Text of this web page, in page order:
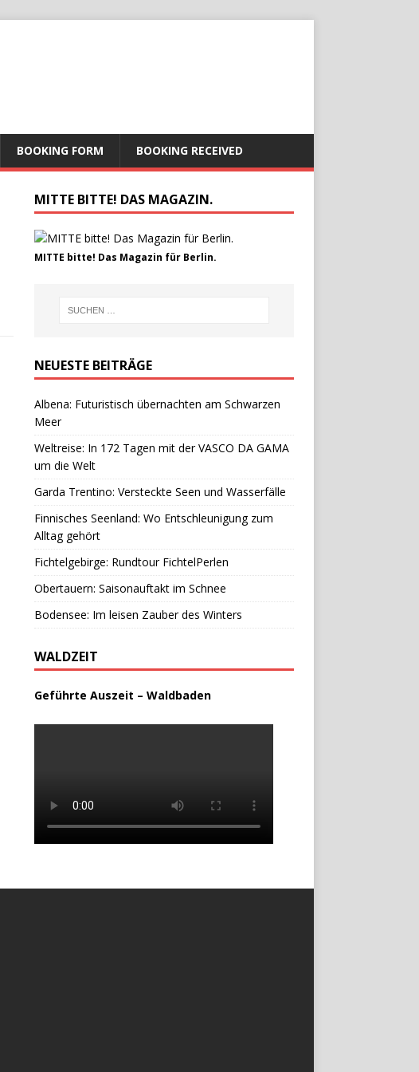
BOOKING FORM BOOKING RECEIVED
MITTE BITTE! DAS MAGAZIN.
MITTE bitte! Das Magazin für Berlin.
NEUESTE BEITRÄGE
Albena: Futuristisch übernachten am Schwarzen
Meer
Weltreise: In 172 Tagen mit der VASCO DA GAMA
um die Welt
Garda Trentino: Versteckte Seen und Wasserfälle
Finnisches Seenland: Wo Entschleunigung zum
Alltag gehört
Fichtelgebirge: Rundtour FichtelPerlen
Obertauern: Saisonauftakt im Schnee
Bodensee: Im leisen Zauber des Winters
WALDZEIT
Geführte Auszeit – Waldbaden